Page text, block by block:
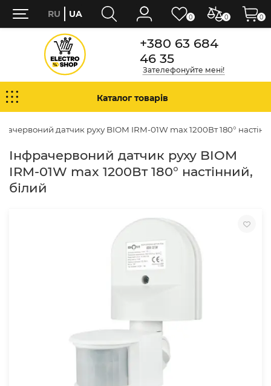
+380 63 684
46 35
Зателефонуйте мені!
Каталог товарів
датчик руху BIOM IRM-01W max 1200Вт 180°
Інфрачервоний датчик руху BIOM
IRM-01W max 1200Вт 180° настінний,
білий
0 0
RU UA 0